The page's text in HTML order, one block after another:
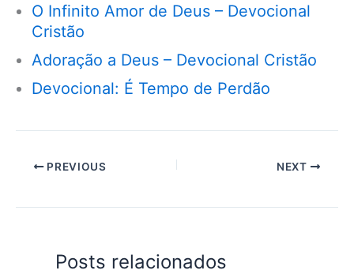
O Infinito Amor de Deus – Devocional
Cristão
Adoração a Deus – Devocional Cristão
Devocional: É Tempo de Perdão
PREVIOUS NEXT
Posts relacionados